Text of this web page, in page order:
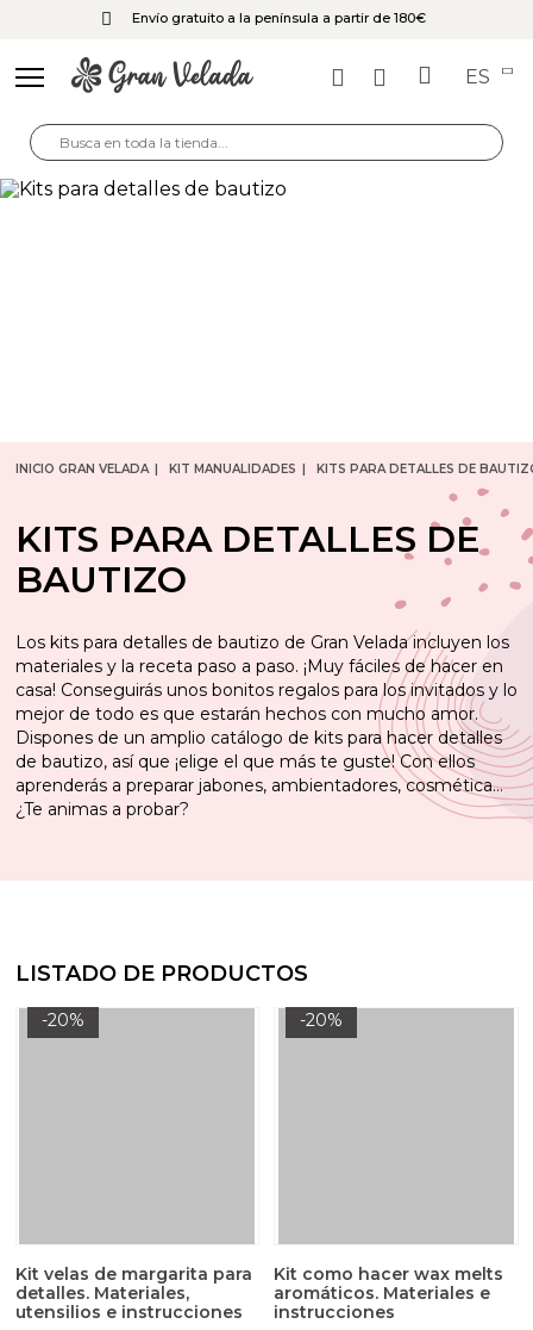
Envío gratuito a la península a partir de 180€
ES
INICIO GRAN VELADA KIT MANUALIDADES KITS PARA DETALLES DE
KITS PARA DETALLES DE
BAUTIZO
Los kits para detalles de bautizo de Gran Velada incluyen los
materiales y la receta paso a paso. ¡Muy fáciles de hacer en
casa! Conseguirás unos bonitos regalos para los invitados y lo
mejor de todo es que estarán hechos con mucho amor.
Dispones de un amplio catálogo de kits para hacer detalles
de bautizo, así que ¡elige el que más te guste! Con ellos
aprenderás a preparar jabones, ambientadores, cosmética…
¿Te animas a probar?
LISTADO DE PRODUCTOS
-20%
Kit velas de margarita para
detalles. Materiales,
utensilios e instrucciones
-20%
Kit como hacer wax melts
aromáticos. Materiales e
instrucciones